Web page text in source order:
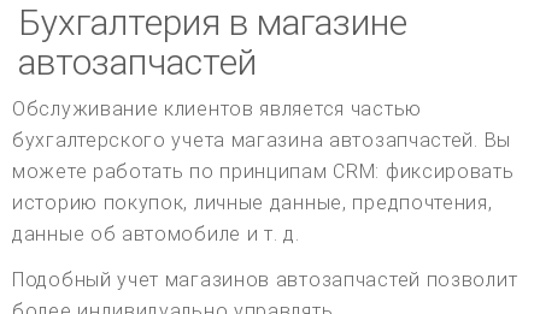
Бухгалтерия в магазине
автозапчастей
Обслуживание клиентов является частью
бухгалтерского учета магазина автозапчастей. Вы
можете работать по принципам CRM: фиксировать
историю покупок, личные данные, предпочтения,
данные об автомобиле и т. д.
Подобный учет магазинов автозапчастей позволит